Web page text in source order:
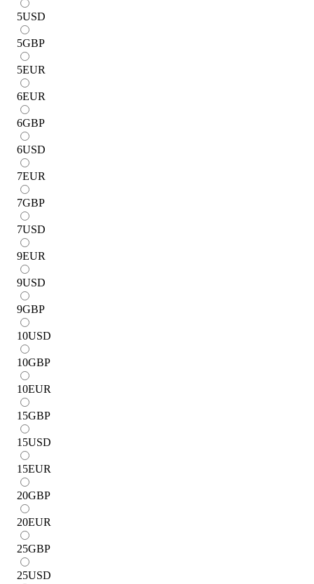
5USD
5GBP
5EUR
6EUR
6GBP
6USD
7EUR
7GBP
7USD
9EUR
9USD
9GBP
10USD
10GBP
10EUR
15GBP
15USD
15EUR
20GBP
20EUR
25GBP
25USD